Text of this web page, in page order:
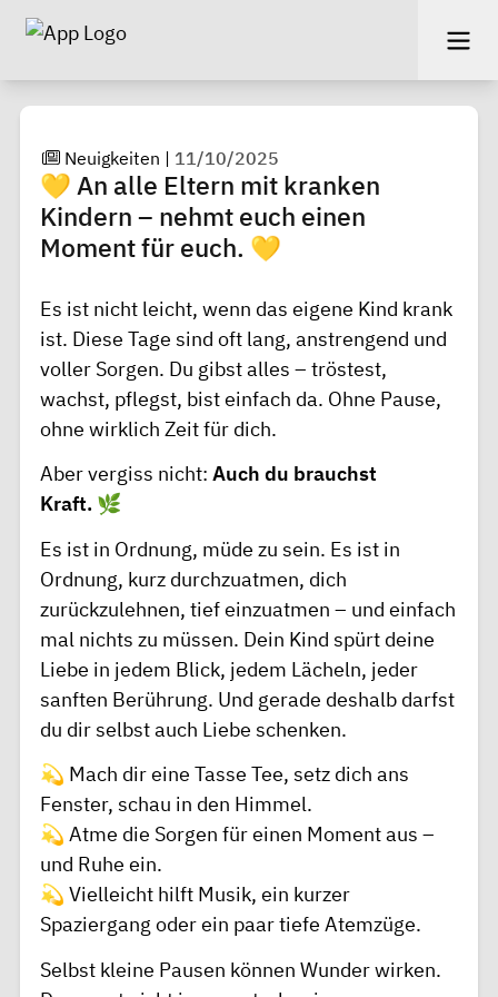
Neuigkeiten | 11/10/2025
💛 An alle Eltern mit kranken
Kindern – nehmt euch einen
Moment für euch. 💛
Es ist nicht leicht, wenn das eigene Kind krank
ist. Diese Tage sind oft lang, anstrengend und
voller Sorgen. Du gibst alles – tröstest,
wachst, pflegst, bist einfach da. Ohne Pause,
ohne wirklich Zeit für dich.
Aber vergiss nicht: Auch du brauchst
Kraft. 🌿
Es ist in Ordnung, müde zu sein. Es ist in
Ordnung, kurz durchzuatmen, dich
zurückzulehnen, tief einzuatmen – und einfach
mal nichts zu müssen. Dein Kind spürt deine
Liebe in jedem Blick, jedem Lächeln, jeder
sanften Berührung. Und gerade deshalb darfst
du dir selbst auch Liebe schenken.
💫 Mach dir eine Tasse Tee, setz dich ans
Fenster, schau in den Himmel.
💫 Atme die Sorgen für einen Moment aus –
und Ruhe ein.
💫 Vielleicht hilft Musik, ein kurzer
Spaziergang oder ein paar tiefe Atemzüge.
Selbst kleine Pausen können Wunder wirken.